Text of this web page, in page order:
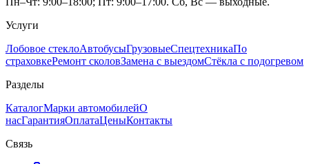
Услуги
Лобовое стеклоАвтобусыГрузовыеСпецтехникаПо
страховкеРемонт сколовЗамена с выездомСтёкла с подогревом
Разделы
КаталогМарки автомобилейО
насГарантияОплатаЦеныКонтакты
Связь